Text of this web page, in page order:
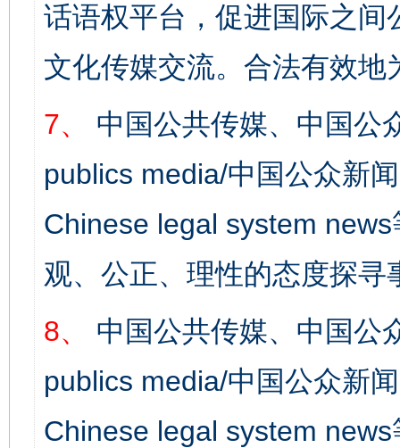
话语权平台，促进国际之
文化传媒交流。合法有效地
7、
中国公共传媒、中国公
publics media/中国公众新
Chinese legal system
观、公正、理性的态度探寻
8、
中国公共传媒、中国公
publics media/中国公众新
Chinese legal system
这是一记警钟！ 谢
在谋一域中谋全局